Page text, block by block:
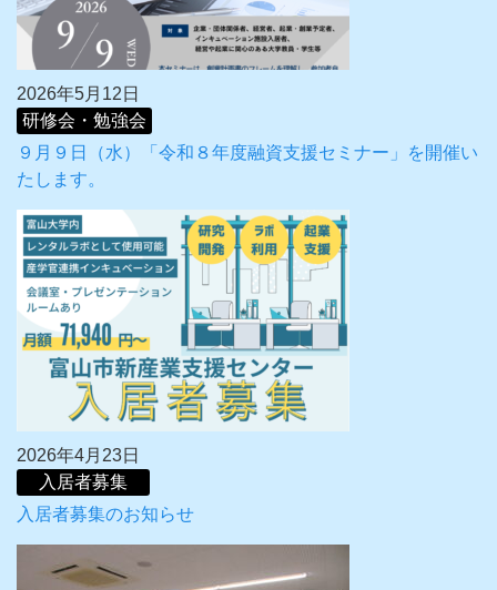
2026年5月12日
研修会・勉強会
９月９日（水）「令和８年度融資支援セミナー」を開催い
たします。
2026年4月23日
入居者募集
入居者募集のお知らせ